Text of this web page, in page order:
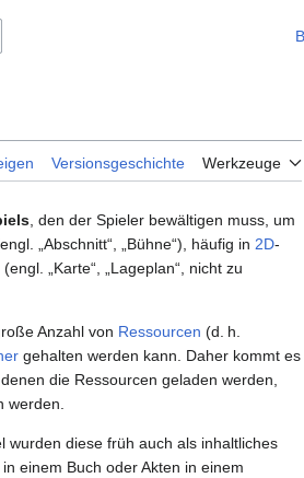
Versionsgeschichte Werkzeuge
, den der Spieler bewältigen muss, um
„Abschnitt“, „Bühne“), häufig in 2D-
(engl. „Karte“, „Lageplan“, nicht zu
Anzahl von Ressourcen (d. h.
gehalten werden kann. Daher kommt es
denen die Ressourcen geladen werden,
werden.
wurden diese früh auch als inhaltliches
einem Buch oder Akten in einem